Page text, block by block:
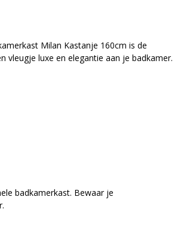
Milan Kastanje 160cm is de
vleugje luxe en elegantie aan je badkamer.
badkamerkast. Bewaar je